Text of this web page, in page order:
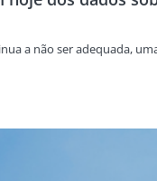
a não ser adequada,